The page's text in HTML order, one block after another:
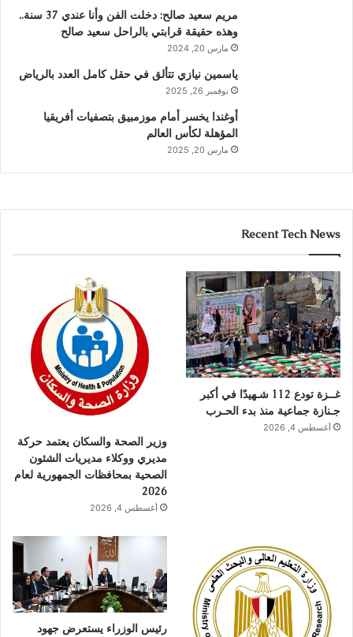
مريم سعيد صالح: دخلت الفن وأنا عندي 37 سنة..
وهذه حقيقة قرابتي بالراحل سعيد صالح
مارس 20, 2024
ياسمين نيازي تتألق في حقل كامل العدد بالرياض
نوفمبر 26, 2025
أوغندا يخسر أمام موزمبيق بتصفيات أفريقيا
المؤهلة لكأس العالم
مارس 20, 2025
Recent Tech News
غــزة تودع 112 شـهيدًا في أكبر
جـنازة جماعية منذ بدء الحـرب
أغسطس 4, 2026
وزير الصحة والسكان يعتمد حركة
مديري ووكلاء مديريات الشئون
الصحية بمحافظات الجمهورية لعام
2026
أغسطس 4, 2026
رئيس الوزراء يستعرض جهود